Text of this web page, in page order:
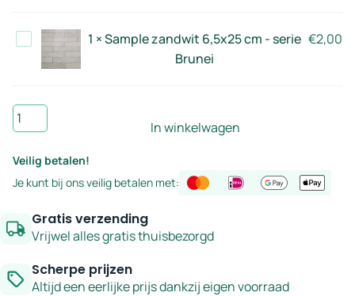
Brunei
-
serie
Brunei
Sample
zandwit
serie
Brunei
1 ×Sample zandwit 6,5x25 cm - serie
Brunei
€2,00
Sample
petrolblauw
6,5x25
-
serie
Brunei
In winkelwagen
Veilig betalen!
Je kunt bij ons veilig betalen met:
Gratis verzending
Vrijwel alles gratis thuisbezorgd
Scherpe prijzen
Altijd een eerlijke prijs dankzij eigen voorraad